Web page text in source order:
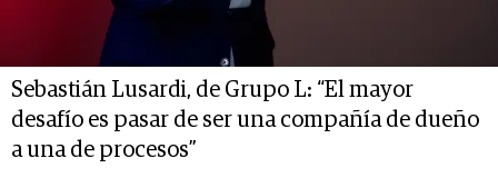
Sebastián Lusardi, de Grupo L: “El mayor
desafío es pasar de ser una compañía de dueño
a una de procesos”